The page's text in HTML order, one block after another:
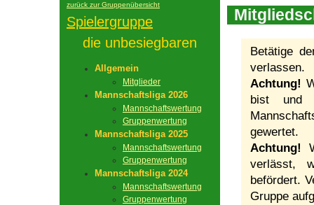
zurück zur Gruppenübersicht
Spielergruppe
die unbesiegbaren
Allgemein
Mitglieder
Mannschaftsliga 2026
Mannschaftswertung
Gruppenwertung
Mannschaftsliga 2025
Mannschaftswertung
Gruppenwertung
Mannschaftsliga 2024
Mannschaftswertung
Gruppenwertung
Betätige
verlassen.
Achtung!
bist und
gewertet.
Achtung!
verlässt,
befördert.
Gruppe